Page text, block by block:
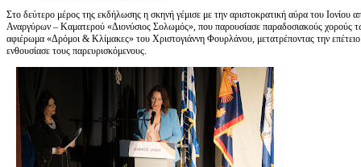
Στο δεύτερο μέρος της εκδήλωσης η σκηνή γέμισε με την αριστοκρατική αύρα του
Αναργύρων – Καματερού «Διονύσιος Σολωμός», που παρουσίασε παραδοσιακούς χορούς
αφιέρωμα «Δρόμοι & Κλίμακες» του Χριστογιάννη Φουρλάνου, μετατρέποντας την
ενθουσίασε τους παρευρισκόμενους.